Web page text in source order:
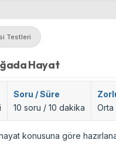
Testleri
Hayat
Soru / Süre
10 soru / 10 dakika
Orta
konusuna göre